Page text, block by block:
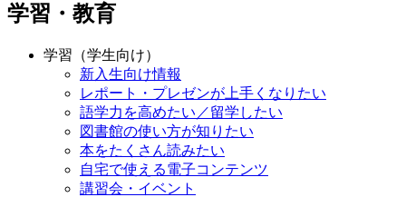
学習・教育
学習（学生向け）
新入生向け情報
レポート・プレゼンが上手くなりたい
語学力を高めたい／留学したい
図書館の使い方が知りたい
本をたくさん読みたい
自宅で使える電子コンテンツ
講習会・イベント